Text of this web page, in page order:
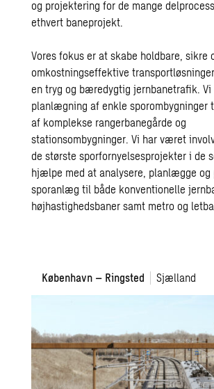
og projektering for de mange
ethvert baneprojekt.
Vores fokus er at skabe holdbare, sikre
omkostningseffektive
en tryg og bæredygtig jernbanetrafik.
planlægning af enkle sporombygninger
af komplekse rangerbanegårde og
stationsombygninger. Vi har været
de største sporfornyelsesprojekter i de
hjælpe med at analysere, planlægge og
sporanlæg til både konventionelle
højhastighedsbaner samt metro og
København – Ringsted Sjælland
København